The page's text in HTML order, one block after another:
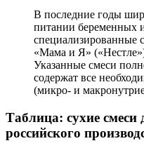
В последние годы
питании беременных
специализированные
«Мама и Я»
Указанные смеси
содержат все
(микро- и
Таблица: сухие
российского